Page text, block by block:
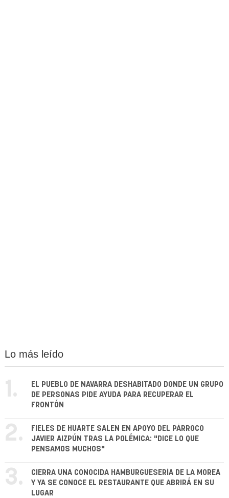
Lo más leído
1.
EL PUEBLO DE NAVARRA DESHABITADO DONDE UN GRUPO
DE PERSONAS PIDE AYUDA PARA RECUPERAR EL
FRONTÓN
2.
FIELES DE HUARTE SALEN EN APOYO DEL PÁRROCO
JAVIER AIZPÚN TRAS LA POLÉMICA: "DICE LO QUE
PENSAMOS MUCHOS"
3.
CIERRA UNA CONOCIDA HAMBURGUESERÍA DE LA MOREA
Y YA SE CONOCE EL RESTAURANTE QUE ABRIRÁ EN SU
LUGAR